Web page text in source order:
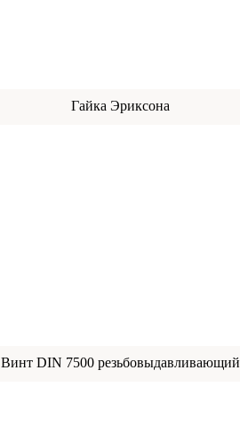
Гайка Эриксона
Винт DIN 7500 резьбовыдавливающий